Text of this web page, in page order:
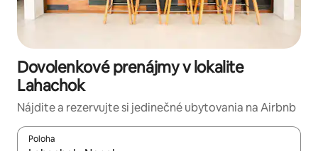
Dovolenkové prenájmy v lokalite
Lahachok
Nájdite a rezervujte si jedinečné ubytovania na Airbnb
Poloha